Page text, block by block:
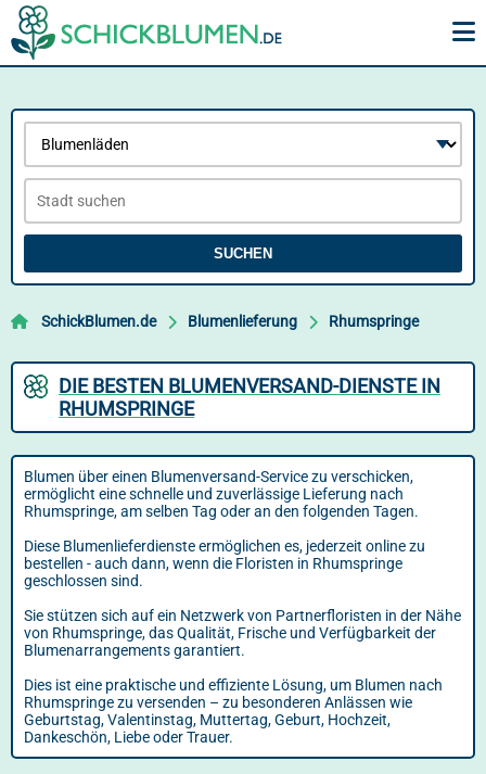
SUCHEN
SchickBlumen.de Blumenlieferung Rhumspringe
DIE BESTEN BLUMENVERSAND-DIENSTE IN
RHUMSPRINGE
Blumen über einen Blumenversand-Service zu verschicken,
ermöglicht eine schnelle und zuverlässige Lieferung nach
Rhumspringe, am selben Tag oder an den folgenden Tagen.
Diese Blumenlieferdienste ermöglichen es, jederzeit online zu
bestellen - auch dann, wenn die Floristen in Rhumspringe
geschlossen sind.
Sie stützen sich auf ein Netzwerk von Partnerfloristen in der Nähe
von Rhumspringe, das Qualität, Frische und Verfügbarkeit der
Blumenarrangements garantiert.
Dies ist eine praktische und effiziente Lösung, um Blumen nach
Rhumspringe zu versenden – zu besonderen Anlässen wie
Geburtstag, Valentinstag, Muttertag, Geburt, Hochzeit,
Dankeschön, Liebe oder Trauer.